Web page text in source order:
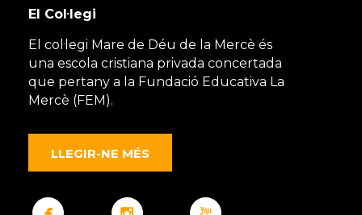
El Col·legi
El col·legi Mare de Déu de la Mercè és
una escola cristiana privada concertada
que pertany a la Fundació Educativa La
Mercè (FEM).
LLEGIR-NE MÉS